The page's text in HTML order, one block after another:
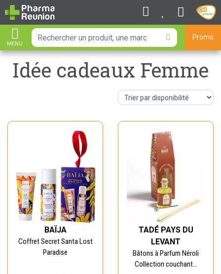
MENU
AFFICHER LA NAVIGATION
Promo
Idée cadeaux Femme
BAÏJA
Coffret Secret Santa Lost
Paradise
TADÉ PAYS DU
LEVANT
Bâtons à Parfum Néroli
Collection couchant...